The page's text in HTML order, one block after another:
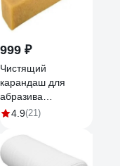
999 ₽
Чистящий
карандаш для
абразива
(шлифленты,
20х4х4 мм abraziv-
karandash-
4.9(21)